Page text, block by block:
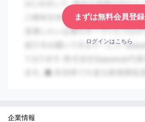
まずは無料会員登録
ログインはこちら
企業情報